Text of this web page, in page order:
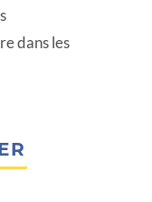
dans les